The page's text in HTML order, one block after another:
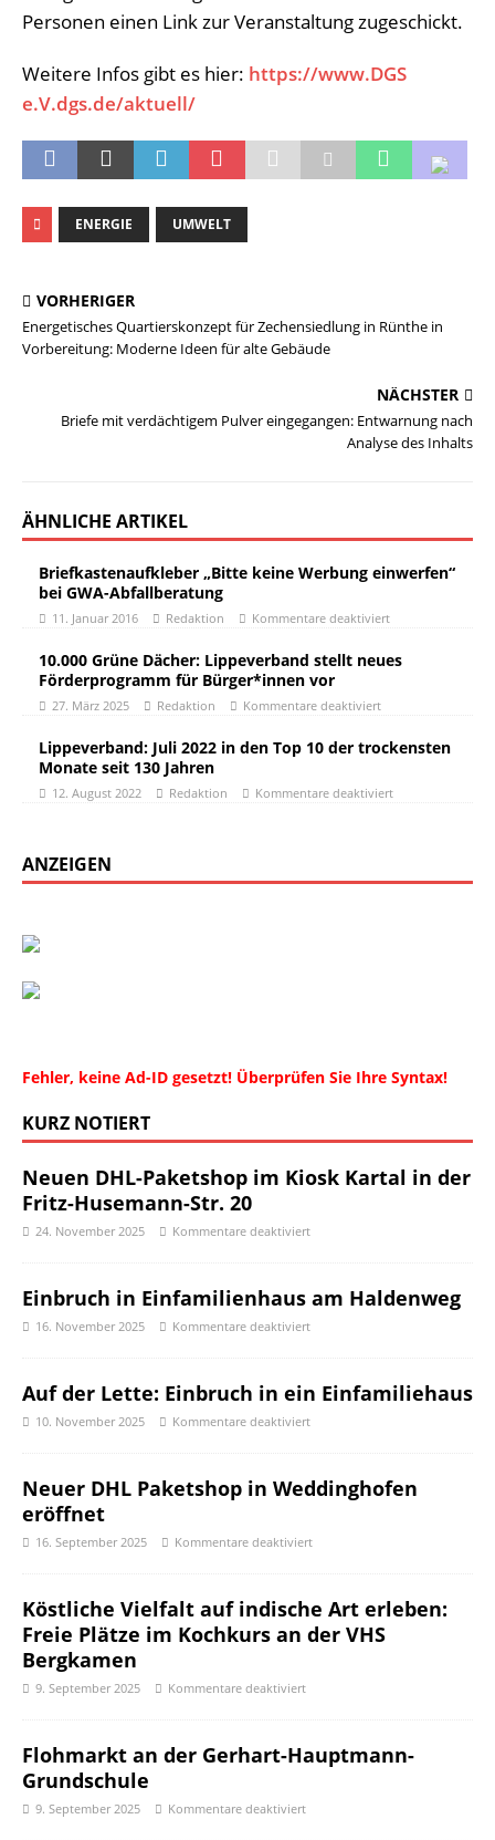
Personen einen Link zur Veranstaltung zugeschickt.
Weitere Infos gibt es hier: https://www.DGS
e.V.dgs.de/aktuell/
ENERGIE UMWELT
VORHERIGER
Energetisches Quartierskonzept für Zechensiedlung in Rünthe in
Vorbereitung: Moderne Ideen für alte Gebäude
NÄCHSTER
Briefe mit verdächtigem Pulver eingegangen: Entwarnung nach
Analyse des Inhalts
ÄHNLICHE ARTIKEL
Briefkastenaufkleber „Bitte keine Werbung einwerfen“
bei GWA-Abfallberatung
11. Januar 2016 Redaktion Kommentare deaktiviert
10.000 Grüne Dächer: Lippeverband stellt neues
Förderprogramm für Bürger*innen vor
27. März 2025 Redaktion Kommentare deaktiviert
Lippeverband: Juli 2022 in den Top 10 der trockensten
Monate seit 130 Jahren
12. August 2022 Redaktion Kommentare deaktiviert
ANZEIGEN
Fehler, keine Ad-ID gesetzt! Überprüfen Sie Ihre Syntax!
KURZ NOTIERT
Neuen DHL-Paketshop im Kiosk Kartal in der
Fritz-Husemann-Str. 20
24. November 2025 Kommentare deaktiviert
Einbruch in Einfamilienhaus am Haldenweg
16. November 2025 Kommentare deaktiviert
Auf der Lette: Einbruch in ein Einfamiliehaus
10. November 2025 Kommentare deaktiviert
Neuer DHL Paketshop in Weddinghofen
eröffnet
16. September 2025 Kommentare deaktiviert
Köstliche Vielfalt auf indische Art erleben:
Freie Plätze im Kochkurs an der VHS
Bergkamen
9. September 2025 Kommentare deaktiviert
Flohmarkt an der Gerhart-Hauptmann-
Grundschule
9. September 2025 Kommentare deaktiviert